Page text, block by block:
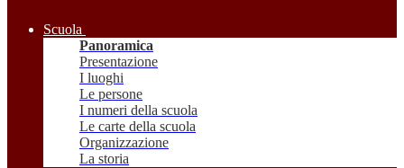
Scuola
Panoramica
Presentazione
I luoghi
Le persone
I numeri della scuola
Le carte della scuola
Organizzazione
La storia